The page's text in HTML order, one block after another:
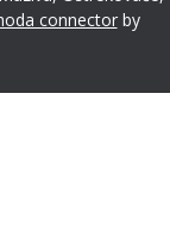
connectorby